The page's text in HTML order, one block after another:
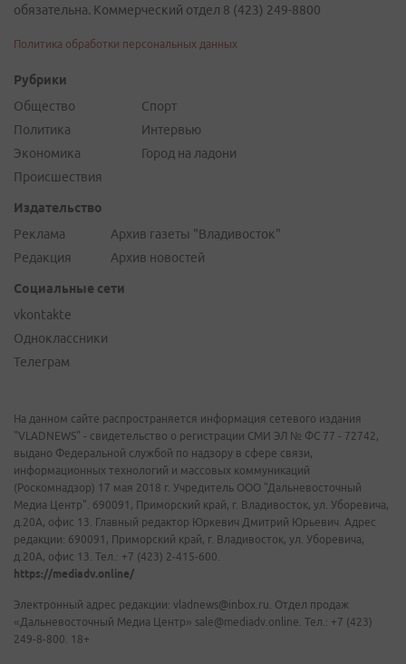
обязательна. Коммерческий отдел 8 (423) 249-8800
Политика обработки персональных данных
Рубрики
Общество
Политика
Экономика
Происшествия
Спорт
Интервью
Город на ладони
Издательство
Реклама
Редакция
Архив газеты "Владивосток"
Архив новостей
Социальные сети
vkontakte
Одноклассники
Телеграм
На данном сайте распространяется информация сетевого издания
"VLADNEWS" - свидетельство о регистрации СМИ ЭЛ № ФС 77 - 72742,
выдано Федеральной службой по надзору в сфере связи,
информационных технологий и массовых коммуникаций
(Роскомнадзор) 17 мая 2018 г. Учредитель ООО "Дальневосточный
Медиа Центр". 690091, Приморский край, г. Владивосток, ул. Уборевича,
д.20А, офис 13. Главный редактор Юркевич Дмитрий Юрьевич. Адрес
редакции: 690091, Приморский край, г. Владивосток, ул. Уборевича,
д.20А, офис 13. Тел.: +7 (423) 2-415-600.
https://mediadv.online/
Электронный адрес редакции: vladnews@inbox.ru. Отдел продаж
«Дальневосточный Медиа Центр» sale@mediadv.online. Тел.: +7 (423)
249-8-800. 18+